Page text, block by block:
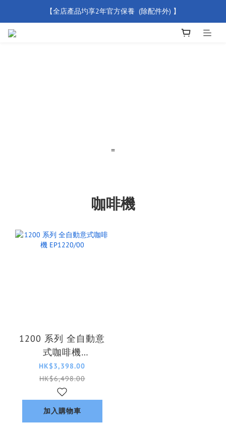
【買滿 $500 免運費】
【全店產品圴享2年官方保養  (除配件外) 】
=
咖啡機
1200 系列 全自動意
式咖啡機
EP1220/00
HK$3,398.00
HK$6,498.00
加入購物車